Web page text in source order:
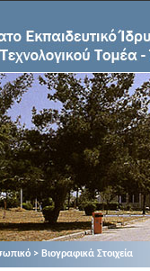
> Βιογραφικά Στοιχεία